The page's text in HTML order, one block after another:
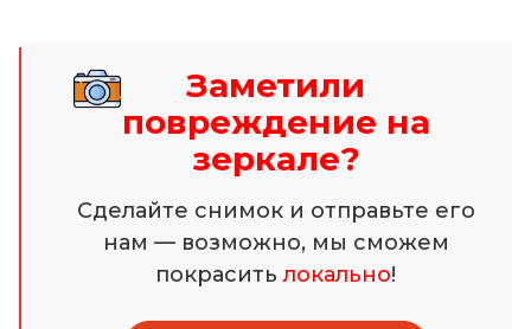
Заметили
повреждение на
зеркале?
Сделайте снимок и отправьте его
нам — возможно, мы сможем
покраситьлокально!